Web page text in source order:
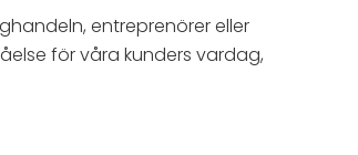
entreprenörer eller
för våra kunders vardag,